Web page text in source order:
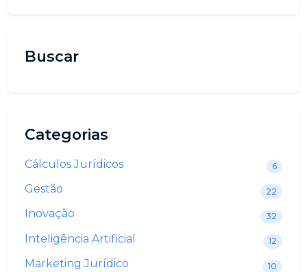
Buscar
Categorias
Cálculos Jurídicos 6
Gestão 22
Inovação 32
Inteligência Artificial 12
Marketing Jurídico 10